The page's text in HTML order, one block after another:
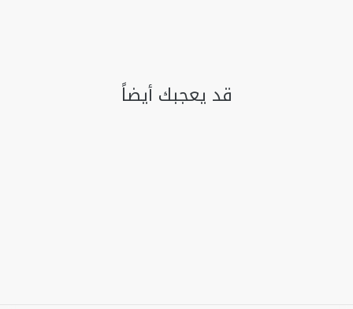
قد يعجبك أيضاً